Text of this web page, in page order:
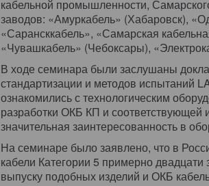
кабельной промышленности,
заводов: «Амуркабель» (Хабаровск),
«Сарансккабель», «Самарская
«Чувашкабель» (Чебоксары),
В ходе семинара были заслушаны
стандартизации и методов испытаний
ознакомились с технологическим
разработки ОКБ КП и
значительная заинтересованность в
На семинаре было заявлено, что в
кабели Категории 5 примерно
выпуску подобных изделий и ОКБ